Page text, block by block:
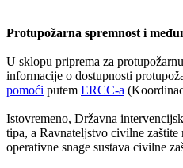
Protupožarna spremnost i
U sklopu priprema za
informacije o dostupnosti
pomoći putem ERCC-a
Istovremeno, Državna
tipa, a Ravnateljstvo civilne zaštite
operativne snage sustava civilne